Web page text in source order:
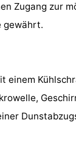
Zugang zur
gewährt.
einem